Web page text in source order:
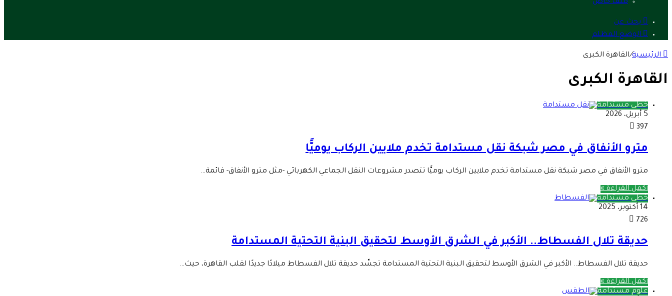
ملف خاص
بحث عن
الوضع المظلم
الرئيسية/القاهرة الكبرى
القاهرة الكبرى
خطى مستدامة
5 أبريل، 2026
397
مترو الأنفاق في مصر شبكة نقل مستدامة تخدم ملايين الركاب يوميًّا
مترو الأنفاق في مصر شبكة نقل مستدامة تخدم ملايين الركاب يوميًّا تتصدر مشروعات النقل الجماعي الكهربائي -مثل مترو الأنفاق- قائمة…
أكمل القراءة »
خطى مستدامة
14 أكتوبر، 2025
726
حديقة تلال الفسطاط.. الأكبر في الشرق الأوسط لتحقيق البنية التحتية المستدامة
حديقة تلال الفسطاط.. الأكبر في الشرق الأوسط لتحقيق البنية التحتية المستدامة تجسِّد حديقة تلال الفسطاط ميلادًا جديدًا لقلب القاهرة، حيث…
أكمل القراءة »
علوم مستدامة